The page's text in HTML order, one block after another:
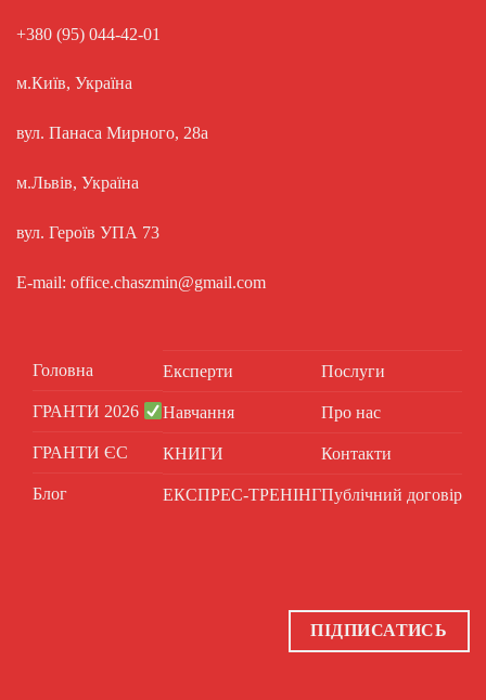
+380 (95) 044-42-01
м.Київ, Україна
вул. Панаса Мирного, 28а
м.Львів, Україна
вул. Героїв УПА 73
E-mail: office.chaszmin@gmail.com
Головна
ГРАНТИ 2026
ГРАНТИ ЄС
Блог
Експерти
Навчання
КНИГИ
ЕКСПРЕС-ТРЕНІНГ
Послуги
Про нас
Контакти
Публічний договір
ПІДПИСАТИСЬ